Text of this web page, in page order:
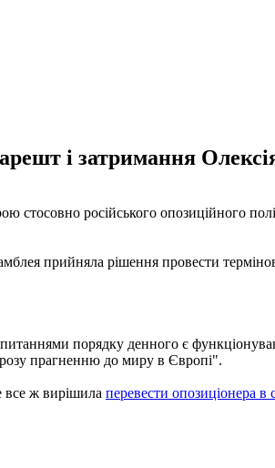
і затримання
російського опозиційного
прийняла рішення провести
порядку денного є
прагненню до миру в Європі".
все ж вирішила перевести опозиціонера в